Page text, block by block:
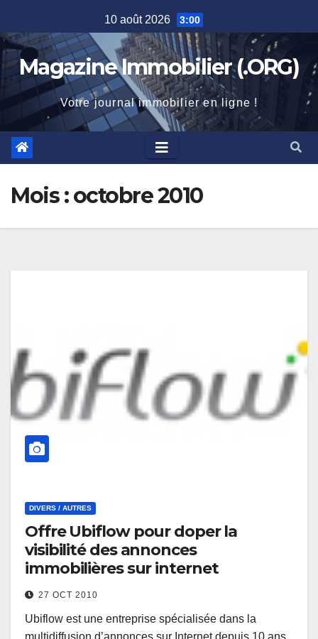
to
content
10 août 2026 3:00
Magazine Immobilier (.ORG)
Votre journal immobilier en ligne !
Mois :octobre 2010
DIVERS / AUTRES
Offre Ubiflow pour doper la
visibilité des annonces
immobilières sur internet
27 OCT 2010
Ubiflow est une entreprise spécialisée dans la
multidiffusion d’annonces sur Internet depuis 10 ans.